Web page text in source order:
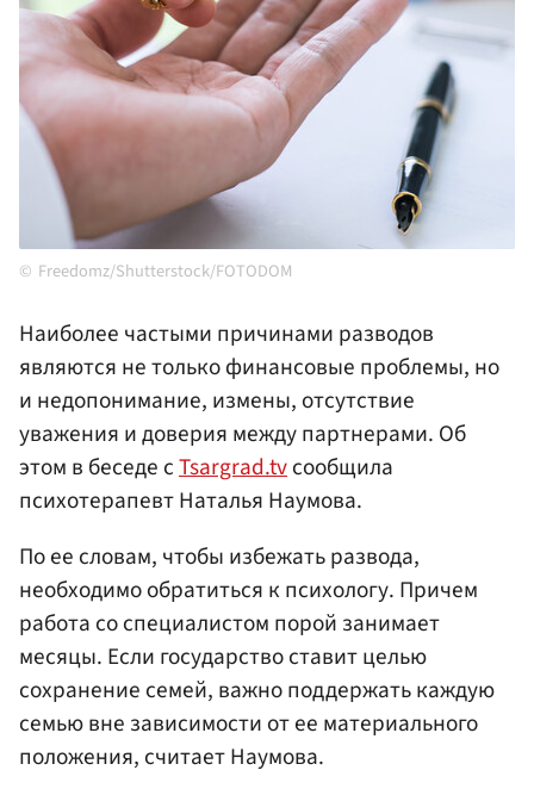
Freedomz/Shutterstock/FOTODOM
Наиболее частыми причинами разводов
являются не только финансовые проблемы, но
и недопонимание, измены, отсутствие
уважения и доверия между партнерами. Об
этом в беседе сTsargrad.tvсообщила
психотерапевт Наталья Наумова.
По ее словам, чтобы избежать развода,
необходимо обратиться к психологу. Причем
работа со специалистом порой занимает
месяцы. Если государство ставит целью
сохранение семей, важно поддержать каждую
семью вне зависимости от ее материального
положения, считает Наумова.